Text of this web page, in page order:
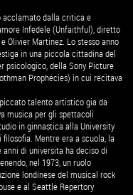
acclamato dalla critica e
Infedele (Unfaithful), diretto
Olivier Martinez. Lo stesso anno
in una piccola cittadina del
psicologico, della Sony Picture
Prophecies) in cui recitava
talento artistico gia da
musica per gli spettacoli
in ginnastica alla University
filosofia. Mentre era a scuola, la
di universita ha deciso di
nel 1973, un ruolo
londinese del musical rock
e al Seattle Repertory